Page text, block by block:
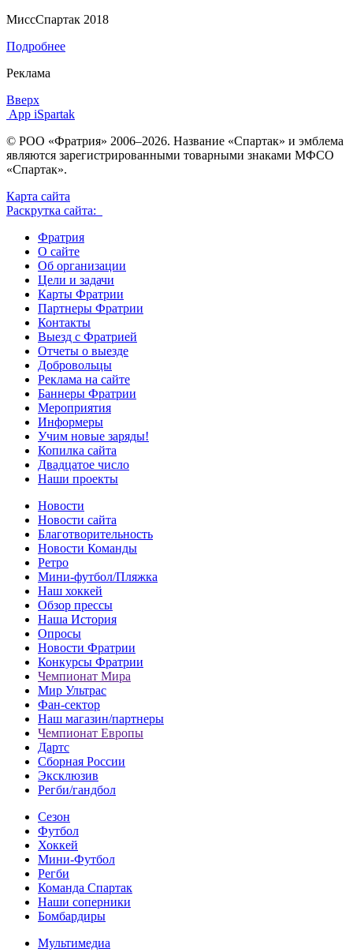
МиссСпартак 2018
Подробнее
Реклама
Вверх
App iSpartak
© РОО «Фратрия» 2006–2026. Название «Спартак» и эмблема
являются зарегистрированными товарными знаками МФСО
«Спартак».
Карта сайта
Раскрутка сайта:
Фратрия
О сайте
Об организации
Цели и задачи
Карты Фратрии
Партнеры Фратрии
Контакты
Выезд с Фратрией
Отчеты о выезде
Добровольцы
Реклама на сайте
Баннеры Фратрии
Мероприятия
Информеры
Учим новые заряды!
Копилка сайта
Двадцатое число
Наши проекты
Новости
Новости сайта
Благотворительность
Новости Команды
Ретро
Мини-футбол/Пляжка
Наш хоккей
Обзор прессы
Наша История
Опросы
Новости Фратрии
Конкурсы Фратрии
Чемпионат Мира
Мир Ультрас
Фан-cектор
Наш магазин/партнеры
Чемпионат Европы
Дартс
Сборная России
Эксклюзив
Регби/гандбол
Сезон
Футбол
Хоккей
Мини-Футбол
Регби
Команда Спартак
Наши соперники
Бомбардиры
Мультимедиа